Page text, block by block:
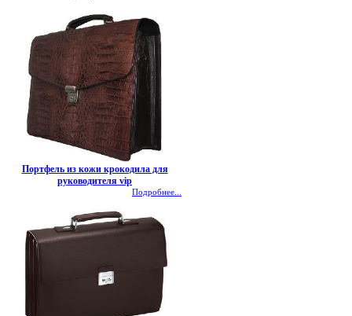
Портфель из кожи крокодила для
руководителя vip
Подробнее...